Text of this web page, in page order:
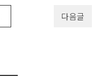
다음글